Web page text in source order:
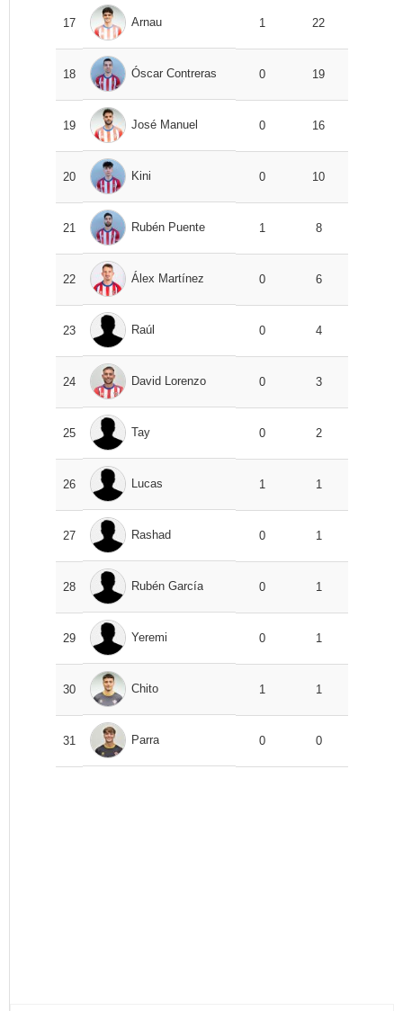
17 Arnau 1 22
18 Óscar Contreras 0 19
19 José Manuel 0 16
20 Kini 0 10
21 Rubén Puente 1 8
22 Álex Martínez 0 6
23 Raúl 0 4
24 David Lorenzo 0 3
25 Tay 0 2
26 Lucas 1 1
27 Rashad 0 1
28 Rubén García 0 1
29 Yeremi 0 1
30 Chito 1 1
31 Parra 0 0